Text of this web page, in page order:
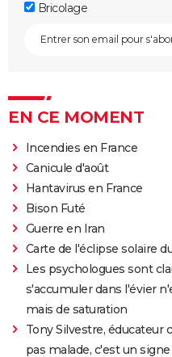
Bricolage
EN CE MOMENT
Incendies en France
Canicule d'août
Hantavirus en France
Bison Futé
Guerre en Iran
Carte de l'éclipse solaire
Les psychologues sont
s'accumuler dans l'évier
mais de saturation
Tony Silvestre, éducateur
pas malade, c'est un